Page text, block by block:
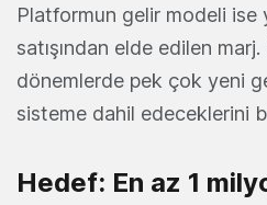
Platformun gelir modeli ise
satışından elde edilen
dönemlerde pek çok yeni
sisteme dahil edeceklerini
Hedef: En az 1